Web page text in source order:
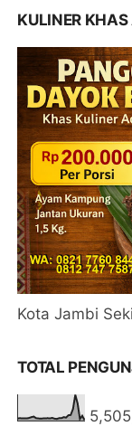
KULINER
Kota Jambi
TOTAL